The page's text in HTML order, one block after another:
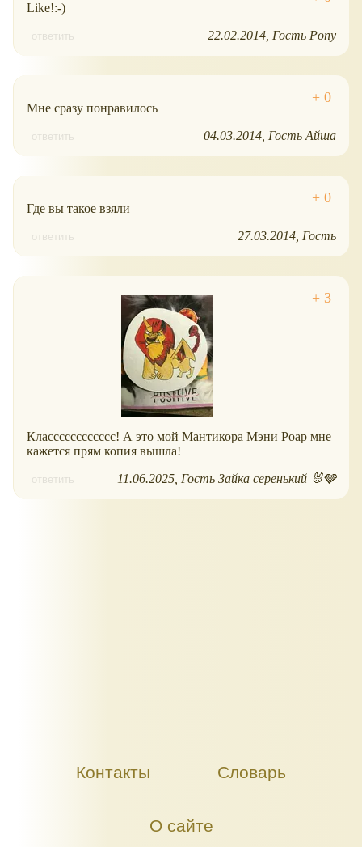
Like!:-)
ответить 22.02.2014 Гость Pony
Мне сразу понравилось
ответить 04.03.2014 Гость Айша
Где вы такое взяли
ответить 27.03.2014 Гость
Класссссссссссс! А это мой Мантикора Мэни Роар мне
кажется прям копия вышла!
ответить 11.06.2025 Гость Зайка серенький 🐰🩶
Контакты Словарь
О сайте